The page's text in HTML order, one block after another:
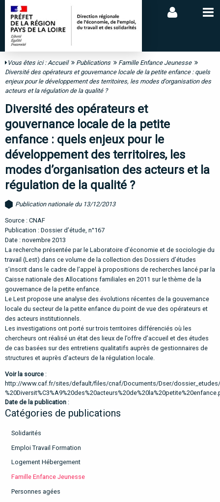
Vous êtes ici :Accueil Publications
Famille Enfance Jeunesse
Diversité des opérateurs et gouvernance locale de la petite enfance : quels
enjeux pour le développement des territoires, les modes d’organisation des
acteurs et la régulation de la qualité ?
Diversité des opérateurs et
gouvernance locale de la petite
enfance : quels enjeux pour le
développement des territoires, les
modes d’organisation des acteurs et la
régulation de la qualité ?
Publication nationale du 13/12/2013
Source : CNAF
Publication : Dossier d’étude, n°167
Date : novembre 2013
La recherche présentée par le Laboratoire d’économie et de sociologie du
travail (Lest) dans ce volume de la collection des Dossiers d’études
s’inscrit dans le cadre de l’appel à propositions de recherches lancé par la
Caisse nationale des Allocations familiales en 2011 sur le thème de la
gouvernance de la petite enfance.
Le Lest propose une analyse des évolutions récentes de la gouvernance
locale du secteur de la petite enfance du point de vue des opérateurs et
des acteurs institutionnels.
Les investigations ont porté sur trois territoires différenciés où les
chercheurs ont réalisé un état des lieux de l’offre d’accueil et des études
de cas basées sur des entretiens qualitatifs auprès de gestionnaires de
structures et auprès d’acteurs de la régulation locale.
Voir la source :
http://www.caf.fr/sites/default/files/cnaf/Documents/Dser/dossier_etudes/
Date de la publication :
Catégories de publications
Solidarités
Emploi Travail Formation
Logement Hébergement
Famille Enfance Jeunesse
Personnes agées